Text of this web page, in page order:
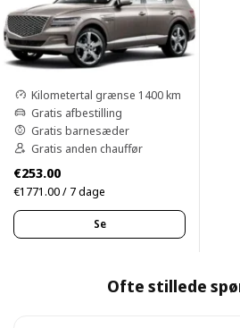
Kilometertal grænse 1400 km
Gratis afbestilling
Gratis barnesæder
Gratis anden chauffør
€253.00
€1771.00 / 7 dage
Se
Ofte stillede